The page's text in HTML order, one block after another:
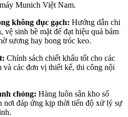
Munich Việt Nam.
không đục gạch: Hướng dẫn chi
vệ sinh bề mặt để đạt hiệu quả bám
sương hay bong tróc keo.
Chính sách chiết khấu tốt cho các
và các đơn vị thiết kế, thi công nội
chóng: Hàng luôn sẵn kho số
nơi đáp ứng kịp thời tiến độ xử lý sự